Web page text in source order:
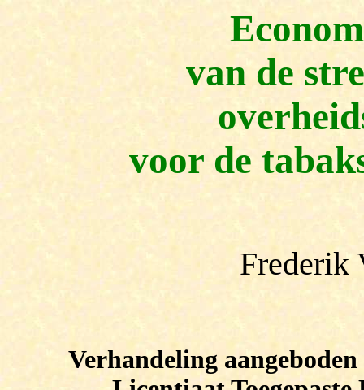
van de
voor de
Frederik
Verhandeling